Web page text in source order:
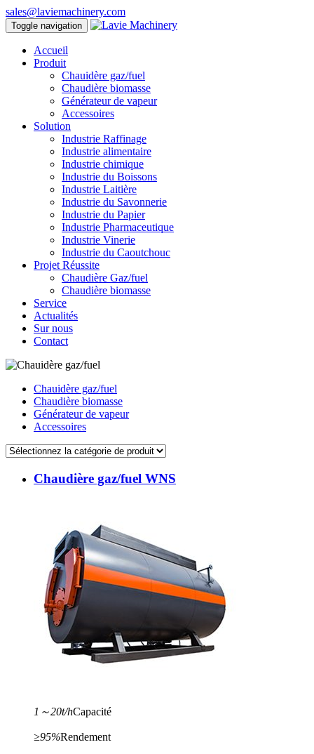
sales@laviemachinery.com
Toggle navigation
Accueil
Produit
Chauidère gaz/fuel
Chaudière biomasse
Générateur de vapeur
Accessoires
Solution
Industrie Raffinage
Industrie alimentaire
Industrie chimique
Industrie du Boissons
Industrie Laitière
Industrie du Savonnerie
Industrie du Papier
Industrie Pharmaceutique
Industrie Vinerie
Industrie du Caoutchouc
Projet Réussite
Chaudière Gaz/fuel
Chaudière biomasse
Service
Actualités
Sur nous
Contact
Chauidère gaz/fuel
Chaudière biomasse
Générateur de vapeur
Accessoires
Chaudière gaz/fuel WNS
1～20t/hCapacité
≥95%Rendement